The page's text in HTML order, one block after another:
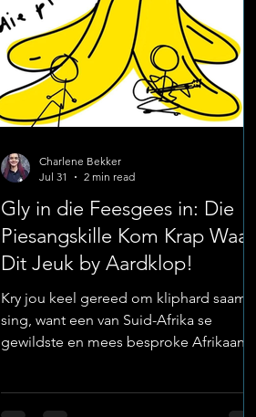
community-focused events,
Gly in die Feesgees in: Die
Piesangskille Kom Krap Waar
Dit Jeuk by Aardklop!
Kry jou keel gereed om kliphard saam te
sing, want een van Suid-Afrika se
gewildste en mees besproke Afrikaanse
Aardklop Nasionale Kunstefees!
Charlene Bekker
Jul 31
2 min read